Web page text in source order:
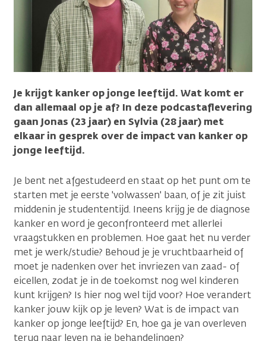
Je krijgt kanker op jonge leeftijd. Wat komt er
dan allemaal op je af? In deze podcastaflevering
gaan Jonas (23 jaar) en Sylvia (28 jaar) met
elkaar in gesprek over de impact van kanker op
jonge leeftijd.
Je bent net afgestudeerd en staat op het punt om te
starten met je eerste 'volwassen' baan, of je zit juist
middenin je studententijd. Ineens krijg je de diagnose
kanker en word je geconfronteerd met allerlei
vraagstukken en problemen. Hoe gaat het nu verder
met je werk/studie? Behoud je je vruchtbaarheid of
moet je nadenken over het invriezen van zaad- of
eicellen, zodat je in de toekomst nog wel kinderen
kunt krijgen? Is hier nog wel tijd voor? Hoe verandert
kanker jouw kijk op je leven? Wat is de impact van
kanker op jonge leeftijd? En, hoe ga je van overleven
terug naar leven na je behandelingen?